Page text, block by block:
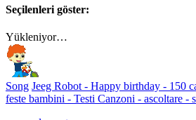
Seçilenleri göster:
Yükleniyor…
Song Jeeg Robot - Happy birthday - 150
feste bambini - Testi Canzoni - ascoltare -